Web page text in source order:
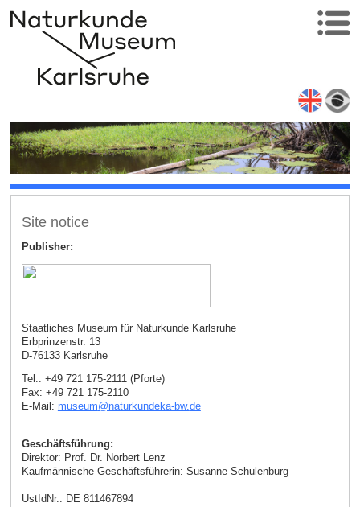
Site notice
Publisher:
Staatliches Museum für Naturkunde Karlsruhe
Erbprinzenstr. 13
D-76133 Karlsruhe
Tel.: +49 721 175-2111 (Pforte)
Fax: +49 721 175-2110
E-Mail: museum@naturkundeka-bw.de
Geschäftsführung:
Direktor: Prof. Dr. Norbert Lenz
Kaufmännische Geschäftsführerin: Susanne Schulenburg
UstIdNr.: DE 811467894